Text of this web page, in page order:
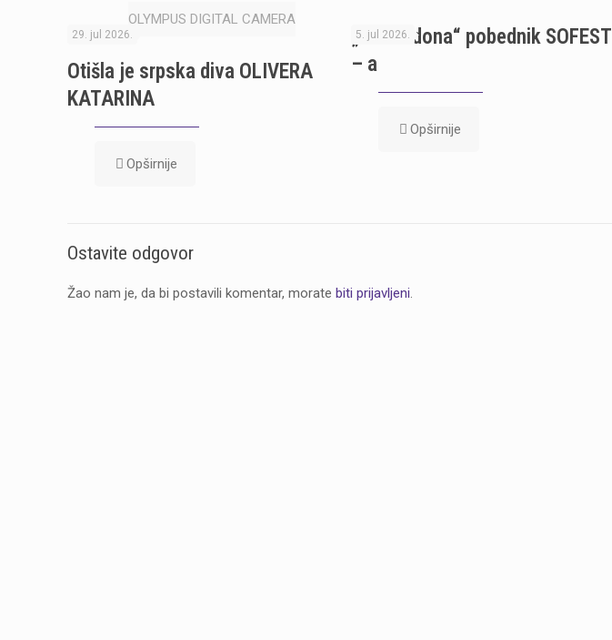
OLYMPUS DIGITAL CAMERA
29. jul 2026.
Otišla je srpska diva OLIVERA
KATARINA
Opširnije
5. jul 2026.
„Karmadona“ pobednik SOFEST
– a
Opširnije
Ostavite odgovor
Žao nam je, da bi postavili komentar, morate biti prijavljeni.